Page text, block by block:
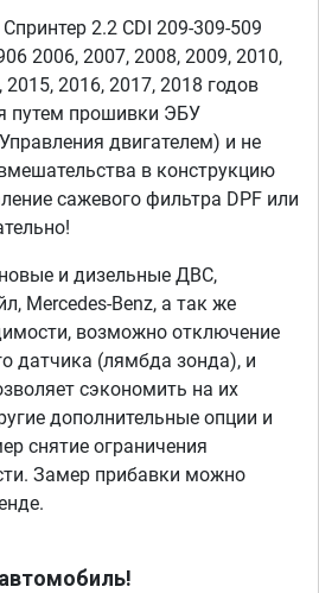
2.2 CDI 209-309-509
2006, 2007, 2008, 2009, 2010,
2016, 2017, 2018 годов
путем прошивки ЭБУ
двигателем) и не
в конструкцию
сажевого фильтра DPF или
и дизельные ДВС,
Mercedes-Benz, а так же
возможно отключение
датчика (лямбда зонда), и
сэкономить на их
дополнительные опции и
снятие ограничения
Замер прибавки можно